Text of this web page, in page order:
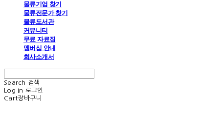
물류기업 찾기
물류전문가 찾기
물류도서관
커뮤니티
무료 자료집
멤버십 안내
회사소개서
Search
검색
Log In 로그인
Cart장바구니